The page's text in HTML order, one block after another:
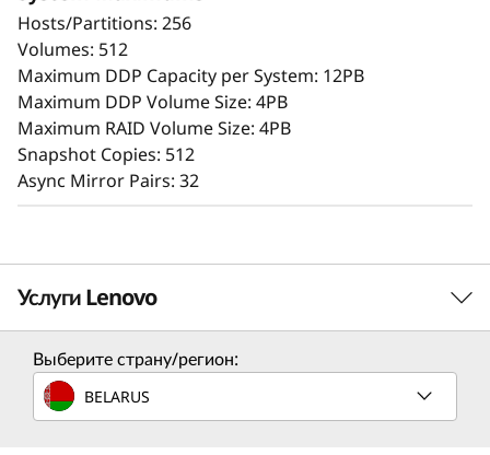
конфигурирования, тонкая настройка
производительности и полный контроль над
размещением данных позволяют
администраторам выжать максимум
производительности при невероятном удобстве
использования.
Интуитивно понятный графический интерфейс
возможности хранения данных, стабильную
производительность, целостность, надежность
Hosts/Partitions: 256
Volumes: 512
Maximum DDP Capacity per System: 12PB
Maximum DDP Volume Size: 4PB
Maximum RAID Volume Size: 4PB
Snapshot Copies: 512
Async Mirror Pairs: 32
Услуги Lenovo
Услуги по решению
Разработайте лучшую стратегию для своего
Выберите страну/регион:
BELARUS